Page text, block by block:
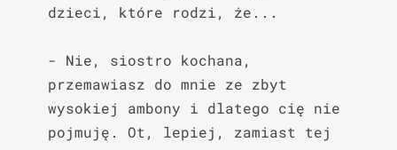
dzieci, które rodzi, że...
- Nie, siostro kochana,
przemawiasz do mnie ze zbyt
wysokiej ambony i dlatego cię nie
pojmuję. Ot, lepiej, zamiast tej